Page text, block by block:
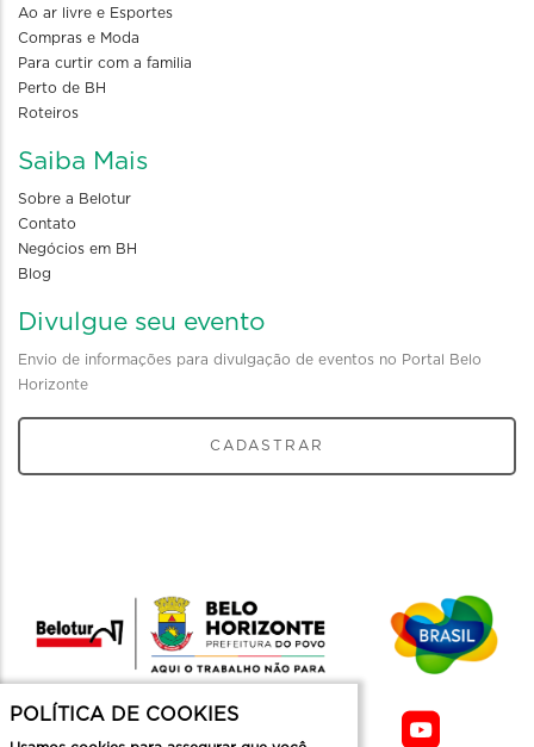
Ao ar livre e Esportes
Compras e Moda
Para curtir com a familia
Perto de BH
Roteiros
Saiba Mais
Sobre a Belotur
Contato
Negócios em BH
Blog
Divulgue seu evento
Envio de informações para divulgação de eventos no Portal Belo
Horizonte
CADASTRAR
POLÍTICA DE COOKIES